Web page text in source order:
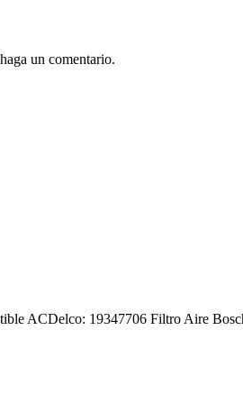
un comentario.
ACDelco: 19347706 Filtro Aire